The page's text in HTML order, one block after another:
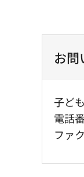
お問
子ど
電話
ファ